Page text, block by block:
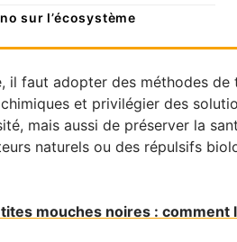
sur l’écosystème
il faut adopter des méthodes de
et privilégier des
mais aussi de préserver la
naturels ou des répulsifs
mouches noires :